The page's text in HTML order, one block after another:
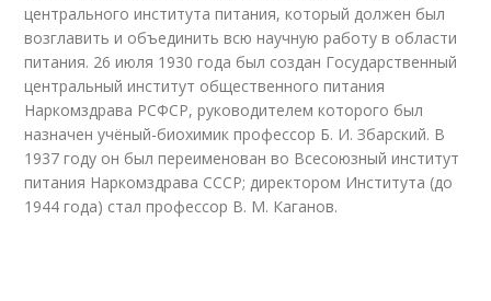
центрального института питания, который должен был
возглавить и объединить всю научную работу в области
питания. 26 июля 1930 года был создан Государственный
центральный институт общественного питания
Наркомздрава РСФСР, руководителем которого был
назначен учёный-биохимик профессор Б. И. Збарский. В
1937 году он был переименован во Всесоюзный институт
питания Наркомздрава СССР; директором Института (до
1944 года) стал профессор В. М. Каганов.